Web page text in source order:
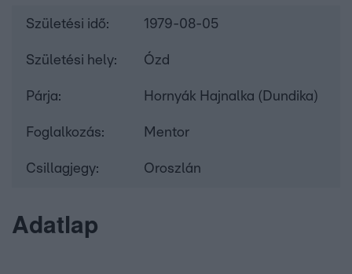
Születési idő: 1979-08-05
Születési hely: Ózd
Párja: Hornyák Hajnalka (Dundika)
Foglalkozás: Mentor
Csillagjegy: Oroszlán
Adatlap